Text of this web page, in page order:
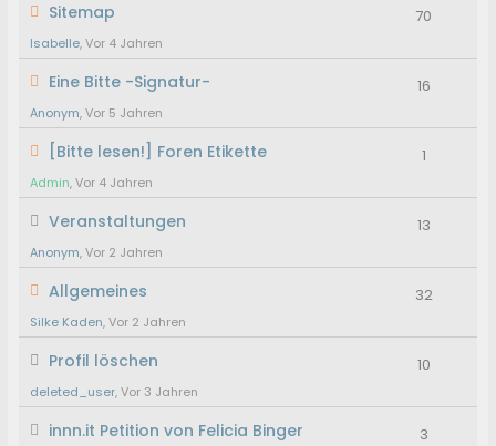
Sitemap
Isabelle, Vor 4 Jahren
70
Eine Bitte -Signatur-
Anonym, Vor 5 Jahren
16
[Bitte lesen!] Foren Etikette
Admin, Vor 4 Jahren
1
Veranstaltungen
Anonym, Vor 2 Jahren
13
Allgemeines
Silke Kaden, Vor 2 Jahren
32
Profil löschen
deleted_user, Vor 3 Jahren
10
innn.it Petition von Felicia Binger 3